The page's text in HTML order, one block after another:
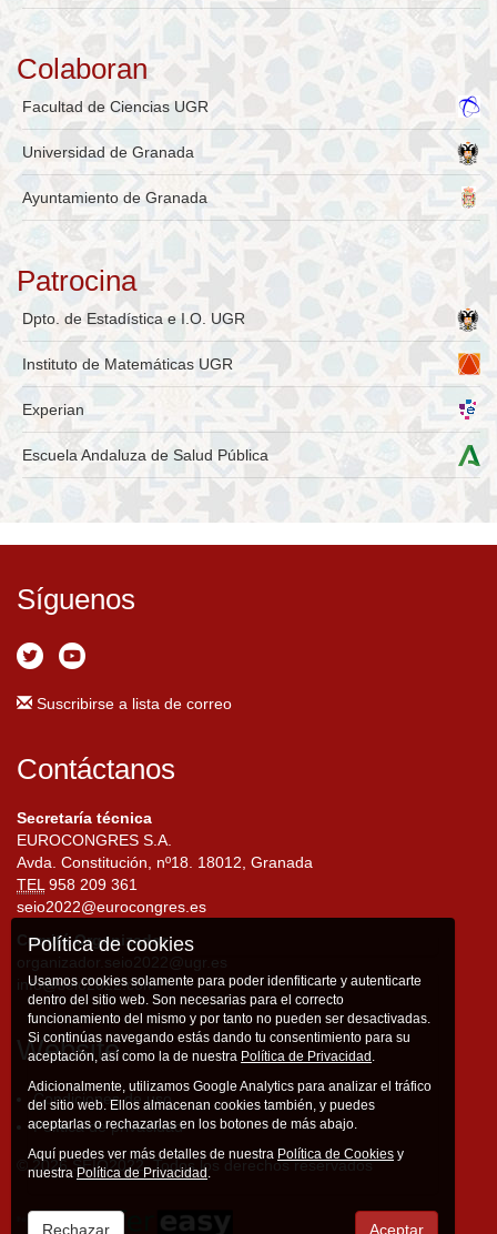
Colaboran
Facultad de Ciencias UGR
Universidad de Granada
Ayuntamiento de Granada
Patrocina
Dpto. de Estadística e I.O. UGR
Instituto de Matemáticas UGR
Experian
Escuela Andaluza de Salud Pública
Síguenos
Suscribirse a lista de correo
Contáctanos
Secretaría técnica
EUROCONGRES S.A.
Avda. Constitución, nº18. 18012, Granada
TEL958 209 361
seio2022@eurocongres.es
Comité Organizador
organizador.seio2022@ugr.es
info@seio2022.com
Website
Condiciones de uso
Política de privacidad
© 2026 SEIO2022. Todos los derechos reservados
Política de cookies
Usamos cookies solamente para poder idenfiticarte y autenticarte
dentro del sitio web. Son necesarias para el correcto
funcionamiento del mismo y por tanto no pueden ser desactivadas.
Si continúas navegando estás dando tu consentimiento para su
aceptación, así como la de nuestra Política de Privacidad .
Adicionalmente, utilizamos Google Analytics para analizar el tráfico
del sitio web. Ellos almacenan cookies también, y puedes
aceptarlas o rechazarlas en los botones de más abajo.
Aquí puedes ver más detalles de nuestra Política de Cookies y
nuestra Política de Privacidad .
Rechazar Aceptar